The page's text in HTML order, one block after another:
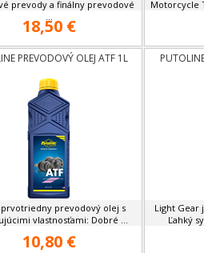
prevody a finálny prevodové
...
18,50 €
Motorcycle
PREVODOVÝ OLEJ ATF 1L
prvotriedny prevodový olej s
vlastnosťami: Dobré ...
10,80 €
Light Gear
Ľahký